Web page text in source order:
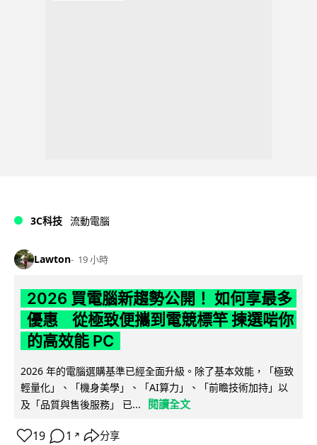
3C科技 流動電腦
Lawton 19 小時
2026 買電腦新趨勢公開！ 如何享最多
優惠 從極致便攜到電競標竿 揀選啱你
的高效能 PC
2026 年的電腦選購基準已經全面升級。除了基本效能，「極致
輕量化」、「機身美學」、「AI算力」、「前瞻技術加持」以
及「品質與售後服務」 已...
閱讀全文
19 1 ↗ 分享